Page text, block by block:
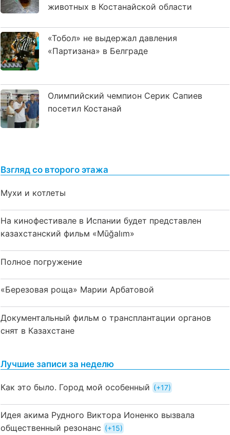
животных в Костанайской области
«Тобол» не выдержал давления
«Партизана» в Белграде
Олимпийский чемпион Серик Сапиев
посетил Костанай
Взгляд со второго этажа
Мухи и котлеты
На кинофестивале в Испании будет представлен
казахстанский фильм «Mūğalım»
Полное погружение
«Березовая роща» Марии Арбатовой
Документальный фильм о трансплантации органов
снят в Казахстане
Лучшие записи за неделю
Как это было. Город мой особенный +17
Идея акима Рудного Виктора Ионенко вызвала
общественный резонанс
+15